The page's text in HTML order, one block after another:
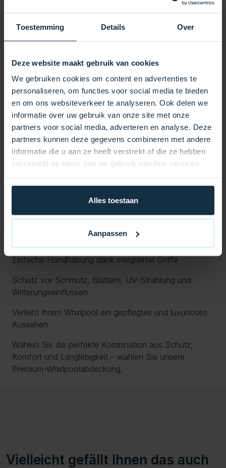
Toestemming Details Over
Deze website maakt gebruik van cookies
We gebruiken cookies om content en advertenties te
personaliseren, om functies voor social media te bieden
en om ons websiteverkeer te analyseren. Ook delen we
informatie over uw gebruik van onze site met onze
partners voor social media, adverteren en analyse. Deze
partners kunnen deze gegevens combineren met andere
informatie die u aan ze heeft verstrekt of die ze hebben
verzameld op basis van uw gebruik van hun services.
Alles toestaan
Aanpassen
Wärme länger gespeichert, sodass Ihr Whirlpool
robuste Sicherheitsgurte sorgen dafür, dass die
Abdeckung auch bei starkem Wind sicher an ihrem
Platz bleibt. Die Abdeckung passt perfekt über Ihren
Whirlpool und lässt sich dank praktischer Griffe
mühelos öffnen und schließen. Mit ihrem eleganten
und modernen Design verleiht diese
Whirlpoolabdeckung Ihrem Außenbereich ein
gepflegtes und luxuriöses Ambiente.
Vorteile auf einen Blick:
Hervorragende Wärmedämmung für niedrigere
Wetterbeständige Materialien für jahrelange Haltbarkeit
Stabile Sicherheitsgurte für maximale Stabilität
Einfache Handhabung dank integrierter Griffe
Schutz vor Schmutz, Blättern, UV-Strahlung und
Witterungseinflüssen
Verleiht Ihrem Whirlpool ein gepflegtes und luxuriöses
Aussehen
Wählen Sie die perfekte Kombination aus Schutz,
Komfort und Langlebigkeit – wählen Sie unsere
Premium-Whirlpoolabdeckung.
Vielleicht gefällt Ihnen das auch